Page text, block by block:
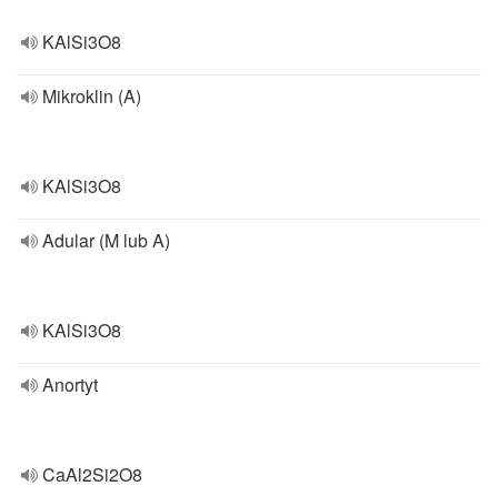
KAlSi3O8
Mikroklin (A)
KAlSi3O8
Adular (M lub A)
KAlSi3O8
Anortyt
CaAl2Si2O8